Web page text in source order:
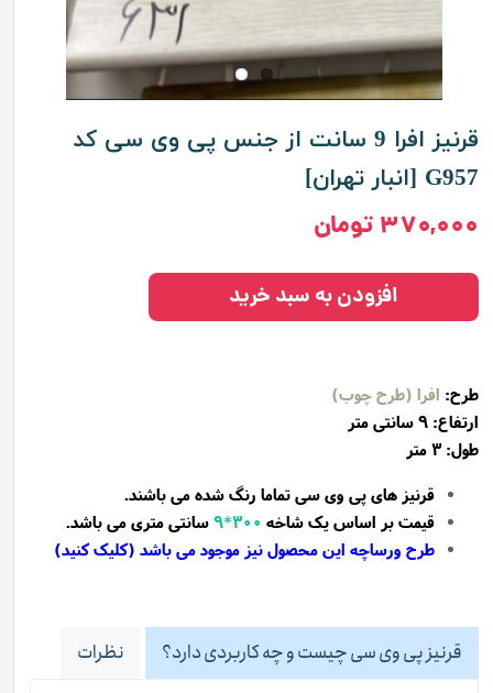
قرنیز افرا 9 سانت از جنس پی وی سی کد
G957 [انبار تهران]
۳۷۰,۰۰۰ تومان
طرح: افرا (طرح چوب)
ارتفاع: 9 سانتی متر
طول: 3 متر
قرنیز های پی وی سی تماما رنگ شده می باشند.
قیمت بر اساس یک شاخه 300*9
سانتی متری می باشد.
طرح ورساچه این محصول نیز موجود می باشد (کلیک کنید)
افزودن به سبد خرید
قرنیز پی وی سی چیست و چه کاربردی دارد؟ نظرات